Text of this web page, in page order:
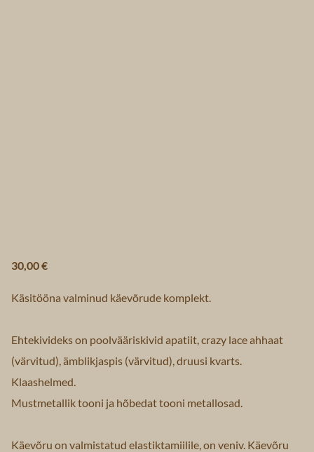
30,00 €
Käsitööna valminud käevõrude komplekt.
Ehtekivideks on poolvääriskivid apatiit, crazy lace ahhaat
(värvitud), ämblikjaspis (värvitud), druusi kvarts.
Klaashelmed.
Mustmetallik tooni ja hõbedat tooni metallosad.
Käevõru on valmistatud elastiktamiilile, on veniv. Käevõru